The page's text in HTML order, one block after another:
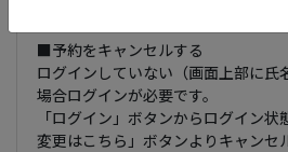
■予約をキャンセルする
ログインしていない（画面上部に氏
場合ログインが必要です。
「ログイン」ボタンからログイン
変更はこちら」ボタンよりキャンセ